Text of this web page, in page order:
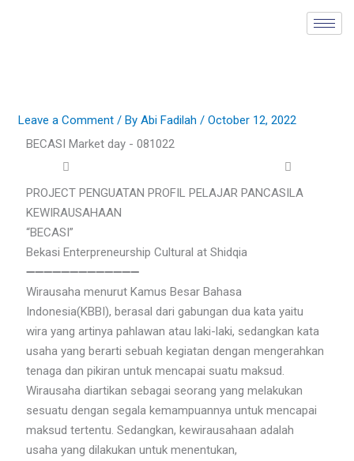
Leave a Comment / ByAbi Fadilah/October 12, 2022
BECASI Market day - 081022
PROJECT PENGUATAN PROFIL PELAJAR PANCASILA
KEWIRAUSAHAAN
“BECASI”
Bekasi Enterpreneurship Cultural at Shidqia
➖➖➖➖➖➖➖➖➖➖➖➖➖
Wirausaha menurut Kamus Besar Bahasa
Indonesia(KBBI), berasal dari gabungan dua kata yaitu
wira yang artinya pahlawan atau laki-laki, sedangkan kata
usaha yang berarti sebuah kegiatan dengan mengerahkan
tenaga dan pikiran untuk mencapai suatu maksud.
Wirausaha diartikan sebagai seorang yang melakukan
sesuatu dengan segala kemampuannya untuk mencapai
maksud tertentu. Sedangkan, kewirausahaan adalah
usaha yang dilakukan untuk menentukan,